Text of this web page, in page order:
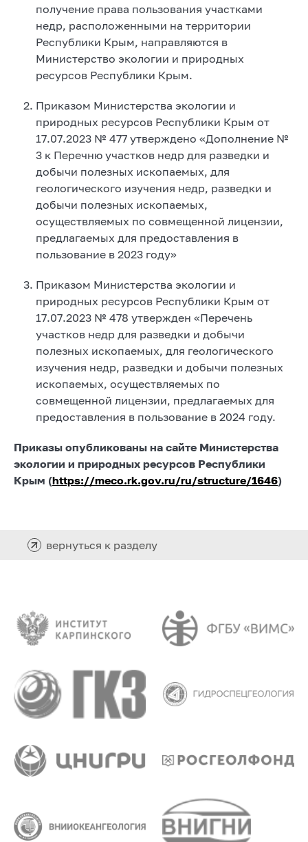
получение права пользования участками
недр, расположенными на территории
Республики Крым, направляются в
Министерство экологии и природных
ресурсов Республики Крым.
Приказом Министерства экологии и
природных ресурсов Республики Крым от
17.07.2023 № 477 утверждено «Дополнение №
3 к Перечню участков недр для разведки и
добычи полезных ископаемых, для
геологического изучения недр, разведки и
добычи полезных ископаемых,
осуществляемых по совмещенной лицензии,
предлагаемых для предоставления в
пользование в 2023 году»
Приказом Министерства экологии и
природных ресурсов Республики Крым от
17.07.2023 № 478 утвержден «Перечень
участков недр для разведки и добычи
полезных ископаемых, для геологического
изучения недр, разведки и добычи полезных
ископаемых, осуществляемых по
совмещенной лицензии, предлагаемых для
предоставления в пользование в 2024 году.
Приказы опубликованы на сайте Министерства
экологии и природных ресурсов Республики
Крым (https://meco.rk.gov.ru/ru/structure/1646)
вернуться к разделу